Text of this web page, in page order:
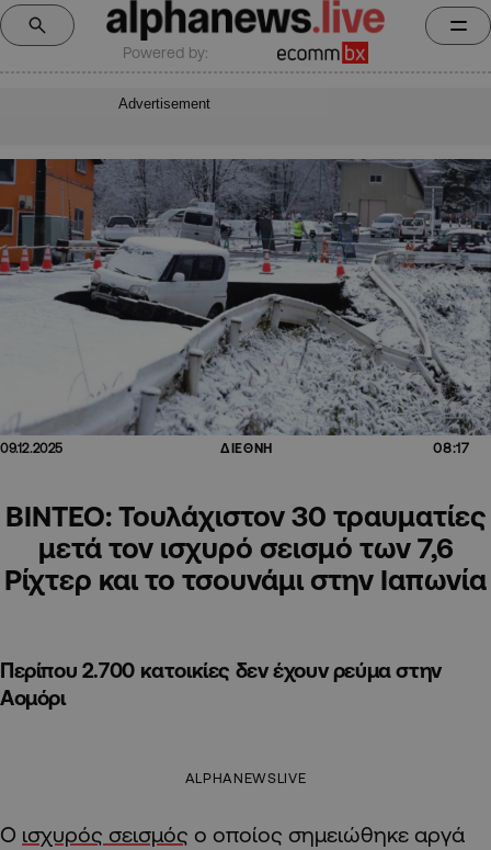
Powered by:
Advertisement
09.12.2025 ΔΙΕΘΝΗ 08:17
ΒΙΝΤΕΟ: Τουλάχιστον 30 τραυματίες
μετά τον ισχυρό σεισμό των 7,6
Ρίχτερ και το τσουνάμι στην Ιαπωνία
Περίπου 2.700 κατοικίες δεν έχουν ρεύμα στην
Αομόρι
ALPHANEWSLIVE
Ο ισχυρός σεισμός ο οποίος σημειώθηκε αργά